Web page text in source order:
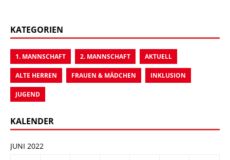
KATEGORIEN
1. MANNSCHAFT 2. MANNSCHAFT AKTUELL
ALTE HERREN FRAUEN & MÄDCHEN INKLUSION
JUGEND
KALENDER
JUNI 2022